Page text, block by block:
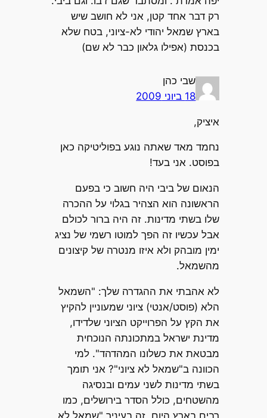
רק דבר אחד קטן, אני לא חושב שיש
בארץ שמאל יהודי לא-ציוני, בטח שלא
בכנסת (אפילו גלאון כבר לא שם)
שבי כהן
18 ביוני 2009
איציק,
נחמד מאד שאתה נוגע בפוליטיקה כאן
בפוסט. אני בעד!
הנאום של ביבי היה חשוב כי בפעם
הראשונה הוא הצהיר בגלוי על ההכרה
שלו בשתי מדינות. זה היה ברור לכולם
אבל עכשיו זה הפך למוטו רשמי של נציג
ימין מובהק ולא איזו מנטרה של קיצונים
מהשמאל.
לא אהבתי את ההגדרה שלך: "השמאל
הלא (פוסט/אנטי) ציוני שמעוניין להקיץ
את הקץ על הפרוייקט הציוני שלדידו,
מדינת ישראל במתכונתה הנוכחית
מבטאת את כשלונו המהדהד". למי
הכוונה ב"שמאל לא ציוני"? אני תומך
בשתי מדינות לשני עמים ובנסיגה
מהשטחים, כולל הסדר בירושלים, כמו